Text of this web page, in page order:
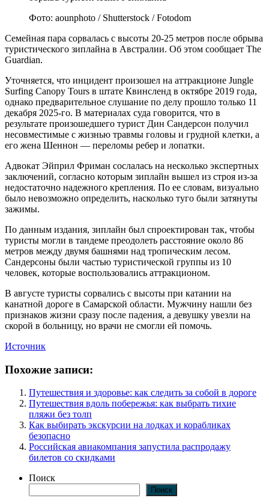
Фото: aounphoto / Shutterstock / Fotodom
Семейная пара сорвалась с высоты 20-25 метров после обрыва
туристического зиплайна в Австралии. Об этом сообщает The
Guardian.
Уточняется, что инцидент произошел на аттракционе Jungle
Surfing Canopy Tours в штате Квинсленд в октябре 2019 года,
однако предварительное слушание по делу прошло только 11
декабря 2025-го. В материалах суда говорится, что в
результате произошедшего турист Дин Сандерсон получил
несовместимые с жизнью травмы головы и грудной клетки, а
его жена Шеннон — переломы ребер и лопатки.
Адвокат Эйприл Фриман сослалась на несколько экспертных
заключений, согласно которым зиплайн вышел из строя из-за
недостаточно надежного крепления. По ее словам, визуально
было невозможно определить, насколько туго были затянуты
зажимы.
По данным издания, зиплайн был спроектирован так, чтобы
туристы могли в тандеме преодолеть расстояние около 86
метров между двумя башнями над тропическим лесом.
Сандерсоны были частью туристической группы из 10
человек, которые воспользовались аттракционом.
В августе туристы сорвались с высоты при катании на
канатной дороге в Самарской области. Мужчину нашли без
признаков жизни сразу после падения, а девушку увезли на
скорой в больницу, но врачи не смогли ей помочь.
Источник
Похожие записи:
Путешествия и здоровье: как следить за собой в дороге
Путешествия вдоль побережья: как выбрать тихие
пляжи без толп
Как выбирать экскурсии на лодках и корабликах
безопасно
Российская авиакомпания запустила распродажу
билетов со скидками
Поиск
Поиск